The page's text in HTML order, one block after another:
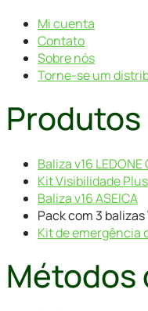
Mi cuenta
Contato
Sobre nós
Torne-se um
Produtos
Baliza v16
Kit Visibilidade Plus
Baliza v16 ASEICA
Pack com 3 balizas
Kit de emergência
Métodos